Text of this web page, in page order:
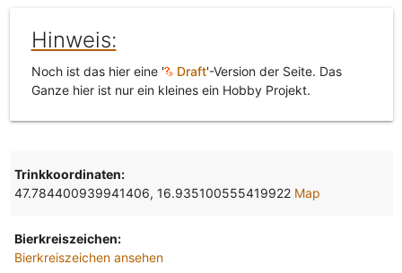
Hinweis:
Noch ist das hier eine ' Draft'-Version der Seite. Das
Ganze hier ist nur ein kleines ein Hobby Projekt.
Trinkkoordinaten:
47.784400939941406, 16.935100555419922 Map
Bierkreiszeichen:
Bierkreiszeichen ansehen